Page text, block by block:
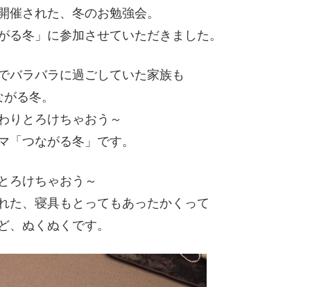
催された、冬のお勉強会。
る冬」に参加させていただきました。
バラバラに過ごしていた家族も
る冬。
りとろけちゃおう～
「つながる冬」です。
ろけちゃおう～
た、寝具もとってもあったかくって
、ぬくぬくです。